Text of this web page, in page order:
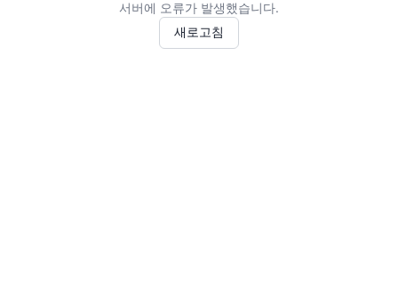
서버에 오류가 발생했습니다.
새로고침